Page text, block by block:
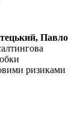
Павло
ризиками